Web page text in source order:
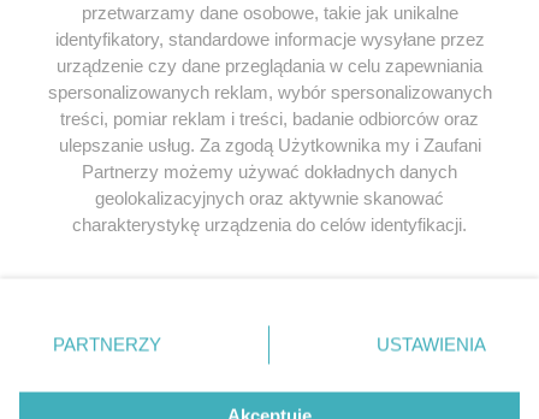
SPOŁECZNOŚĆ
WSPÓŁPRACA
KONTAKT
ODWIEDŹ RÓWNIEŻ:
przetwarzamy dane osobowe, takie jak unikalne
identyfikatory, standardowe informacje wysyłane przez
urządzenie czy dane przeglądania w celu zapewniania
spersonalizowanych reklam, wybór spersonalizowanych
treści, pomiar reklam i treści, badanie odbiorców oraz
ulepszanie usług. Za zgodą Użytkownika my i Zaufani
Partnerzy możemy używać dokładnych danych
geolokalizacyjnych oraz aktywnie skanować
charakterystykę urządzenia do celów identyfikacji.
zmienić/wycofać klikając przycisk ustawień prywatności
znajdujący się w lewym dolnym rogu strony
. Niektóre
użytkownika, ale masz prawo sprzeciwić się takiemu
PARTNERZY USTAWIENIA
Akceptuję